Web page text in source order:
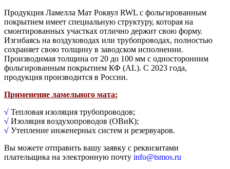
Продукция Ламелла Мат Роквул RWL с фольгированным
покрытием имеет специальную структуру, которая на
смонтированных участках отлично держит свою форму.
Изгибаясь на воздуховодах или трубопроводах, полностью
сохраняет свою толщину в заводском исполнении.
Производимая толщина от 20 до 100 мм с односторонним
фольгированным покрытием КФ (AL). С 2023 года,
продукция производится в России.
Применение ламельного мата:
√ Тепловая изоляция трубопроводов;
√ Изоляция воздухопроводов (ОВиК);
√ Утепление инженерных систем и резервуаров.
Вы можете отправить вашу заявку с реквизитами
плательщика на электронную почту info@tsmos.ru